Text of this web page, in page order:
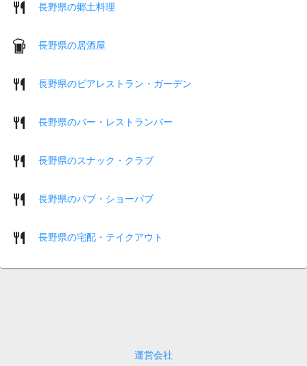
長野県の郷土料理
長野県の居酒屋
長野県のビアレストラン・ガーデン
長野県のバー・レストランバー
長野県のスナック・クラブ
長野県のパブ・ショーパブ
長野県の宅配・テイクアウト
運営会社